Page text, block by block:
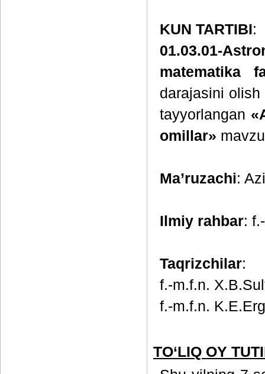
KUN TARTIBI:
01.03.01-
matematika
darajasini
tayyorlangan
omillar»
Ma’ruzachi:
Ilmiy rahbar:
Taqrizchilar:
f.-m.f.n.
f.-m.f.n.
TO‘LIQ OY